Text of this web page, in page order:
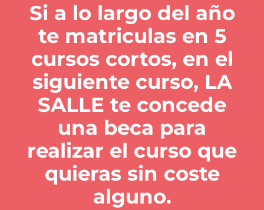
Si a lo largo del año
te matriculas en 5
cursos cortos, en el
siguiente curso, LA
SALLE te concede
una beca para
realizar el curso que
quieras sin coste
alguno.